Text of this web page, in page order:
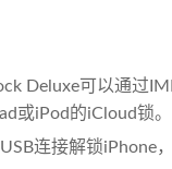
Deluxe可以通过
或iPod的iCloud锁。
连接解锁iPhone